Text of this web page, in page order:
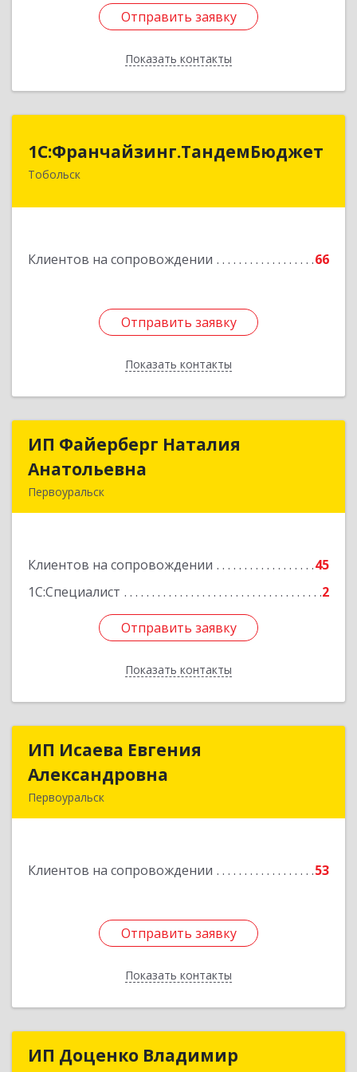
Отправить заявку
Показать контакты
Отправить заявку
Назад
1С:Франчайзинг.ТандемБюджет
Тобольск
Клиентов на сопровождении 66
Отправить заявку
Показать контакты
1С:Франчайзинг.ТандемБюджет
Отправить заявку
Назад
ИП Файерберг Наталия
Анатольевна
Первоуральск
Клиентов на сопровождении
45
1С:Специалист
2
Отправить заявку
Показать контакты
ИП Файерберг Наталия
Подробнее
Отправить заявку
Назад
ИП Исаева Евгения
Александровна
Первоуральск
Клиентов на сопровождении 53
Отправить заявку
Показать контакты
ИП Исаева Евгения
Отправить заявку
Назад
ИП Доценко Владимир
ИП Доценко Владимир